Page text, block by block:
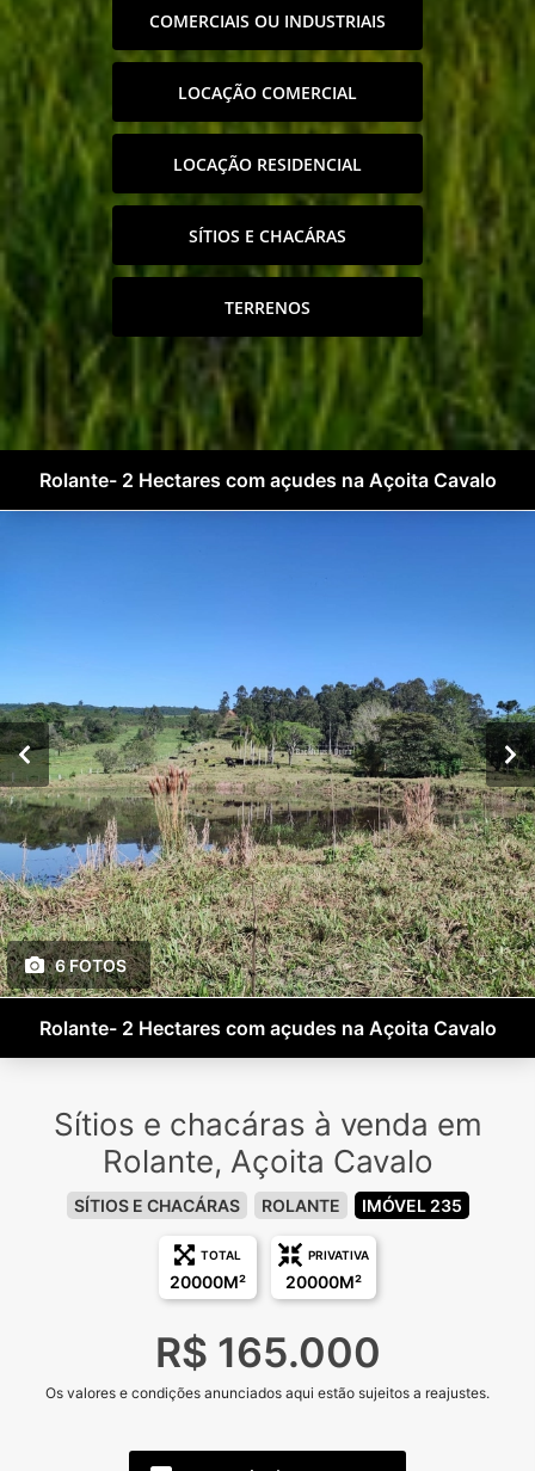
COMERCIAIS OU INDUSTRIAIS
LOCAÇÃO COMERCIAL
LOCAÇÃO RESIDENCIAL
SÍTIOS E CHACÁRAS
TERRENOS
Rolante- 2 Hectares com açudes na Açoita Cavalo
6 FOTOS
Rolante- 2 Hectares com açudes na Açoita Cavalo
Sítios e chacáras à venda em
Rolante, Açoita Cavalo
SÍTIOS E CHACÁRAS ROLANTE IMÓVEL 235
TOTAL
20000M²
PRIVATIVA
20000M²
R$ 165.000
Os valores e condições anunciados aqui estão sujeitos a reajustes.